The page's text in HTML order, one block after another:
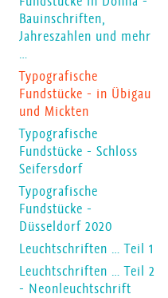
Bauinschriften,
Jahreszahlen und mehr
…
Typografische
Fundstücke - in Übigau
und Mickten
Typografische
Fundstücke - Schloss
Seifersdorf
Typografische
Fundstücke -
Düsseldorf 2020
Leuchtschriften … Teil 1
Leuchtschriften … Teil 2
- Neonleuchtschrift